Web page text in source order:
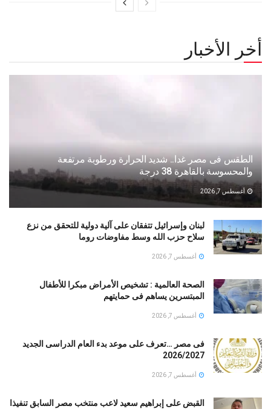
أخر الأخبار
الطقس فى مصر غدا.. شديد الحرارة ورطوبة مرتفعة
والمحسوسة بالقاهرة 38 درجة
أغسطس 7, 2026
لبنان وإسرائيل تتفقان على آلية دولية للتحقق من نزع
سلاح حزب الله وسط مفاوضات روما
أغسطس 7, 2026
الصحة العالمية : تشخيص الأمراض مبكرا للأطفال
المبتسرين يساهم فى حمايتهم
أغسطس 7, 2026
فى مصر …تعرف على موعد بدء العام الدراسى الجديد
2026/2027
أغسطس 7, 2026
القبض على إبراهيم سعيد لاعب منتخب مصر السابق تنفيذا